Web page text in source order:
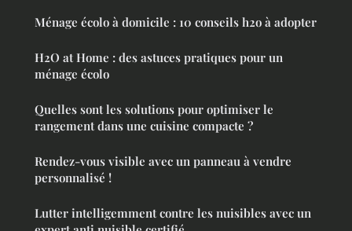
Ménage écolo à domicile : 10 conseils h2o à adopter
H2O at Home : des astuces pratiques pour un
ménage écolo
Quelles sont les solutions pour optimiser le
rangement dans une cuisine compacte ?
Rendez-vous visible avec un panneau à vendre
personnalisé !
Lutter intelligemment contre les nuisibles avec un